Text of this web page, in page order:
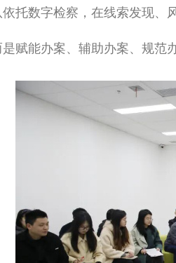
数字检察，在线索发现、
能办案、辅助办案、规范